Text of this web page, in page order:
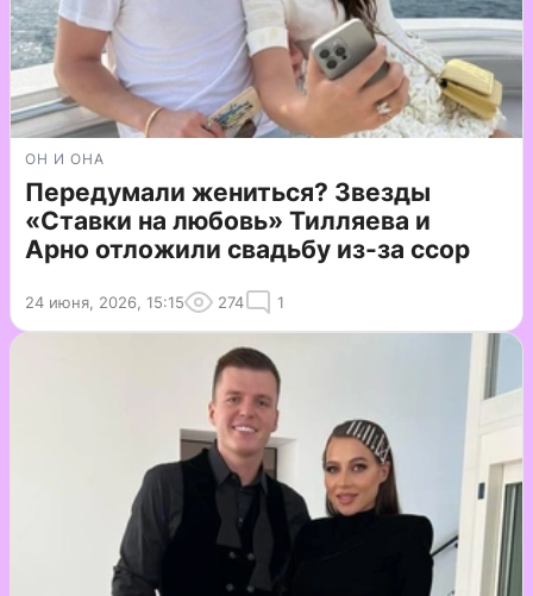
ОН И ОНА
Передумали жениться? Звезды
«Ставки на любовь» Тилляева и
Арно отложили свадьбу из-за ссор
24 июня, 2026, 15:15 274 1